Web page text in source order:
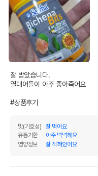
잘 받았습니다.
열대어들이 아주 좋아죽어요
#상품후기
맛(기호성)
잘 먹어요
유통기한
아주 넉넉해요
영양정보
잘 적혀있어요